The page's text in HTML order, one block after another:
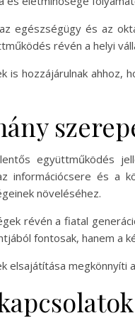
egészségügy és az
révén a helyi
is hozzájárulnak
együttműködés
információcsere és a
növeléséhez.
révén a fiatal
fontosak, hanem
elsajátítása